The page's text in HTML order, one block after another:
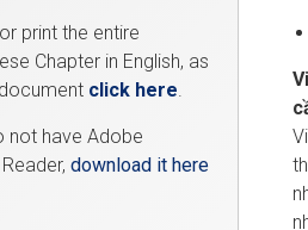
print the entire
Chapter in English, as
click here.
not have Adobe
download it here